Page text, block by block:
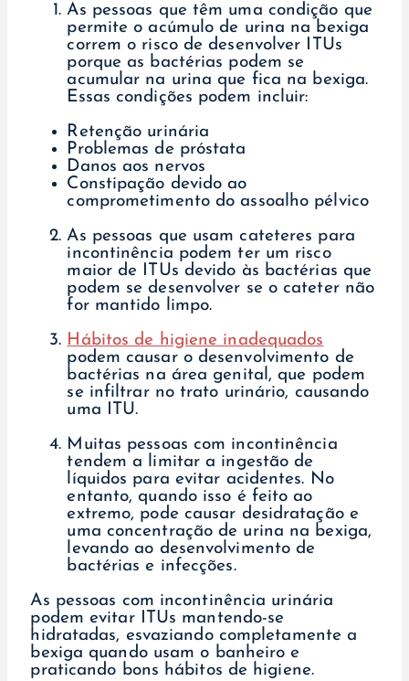
As pessoas que têm uma condição que
permite o acúmulo de urina na bexiga
correm o risco de desenvolver ITUs
porque as bactérias podem se
acumular na urina que fica na bexiga.
Essas condições podem incluir:
Retenção urinária
Problemas de próstata
Danos aos nervos
Constipação devido ao
comprometimento do assoalho pélvico
As pessoas que usam cateteres para
incontinência podem ter um risco
maior de ITUs devido às bactérias que
podem se desenvolver se o cateter não
for mantido limpo.
Hábitos de higiene inadequados
podem causar o desenvolvimento de
bactérias na área genital, que podem
se infiltrar no trato urinário, causando
uma ITU.
Muitas pessoas com incontinência
tendem a limitar a ingestão de
líquidos para evitar acidentes. No
entanto, quando isso é feito ao
extremo, pode causar desidratação e
uma concentração de urina na bexiga,
levando ao desenvolvimento de
bactérias e infecções.
As pessoas com incontinência urinária
podem evitar ITUs mantendo-se
hidratadas, esvaziando completamente a
bexiga quando usam o banheiro e
praticando bons hábitos de higiene.